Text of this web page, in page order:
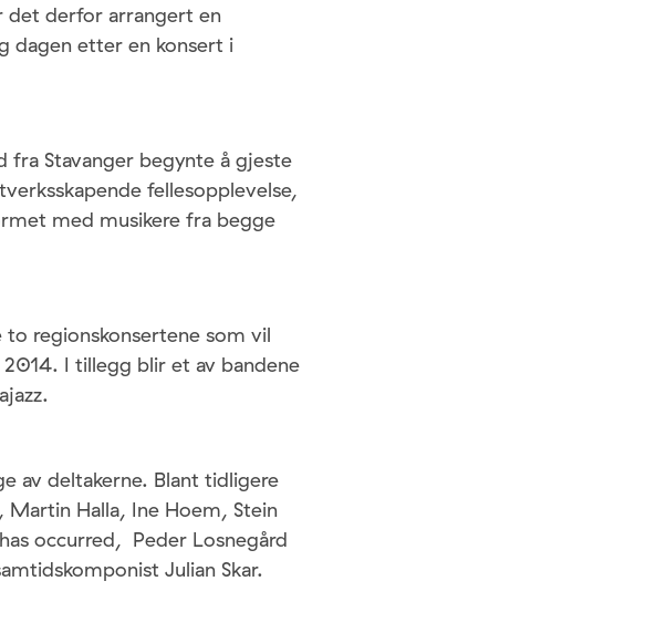
det derfor arrangert en
dagen etter en konsert i
Stavanger begynte å gjeste
fellesopplevelse,
med musikere fra begge
regionskonsertene som vil
I tillegg blir et av bandene
av deltakerne. Blant tidligere
Martin Halla, Ine Hoem, Stein
occurred, Peder Losnegård
Julian Skar.